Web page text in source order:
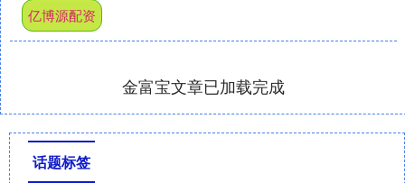
亿博源配资
金富宝文章已加载完成
话题标签